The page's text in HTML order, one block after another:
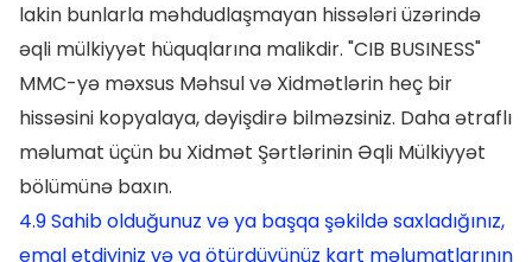
lakin bunlarla məhdudlaşmayan hissələri üzərində
əqli mülkiyyət hüquqlarına malikdir. "CIB BUSINESS"
MMC-yə məxsus Məhsul və Xidmətlərin heç bir
hissəsini kopyalaya, dəyişdirə bilməzsiniz. Daha ətraflı
məlumat üçün bu Xidmət Şərtlərinin Əqli Mülkiyyət
bölümünə baxın.
4.9 Sahib olduğunuz və ya başqa şəkildə saxladığınız,
emal etdiyiniz və ya ötürdüyünüz kart məlumatlarının